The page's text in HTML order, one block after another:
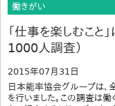
働きがい
「仕事を楽しむこと
1000人調査）
2015年07月31日
日本能率協会グループは
を行いました。この調査は